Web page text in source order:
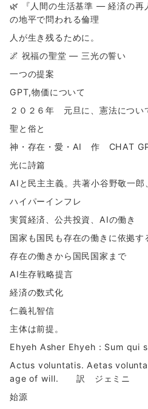
🌿 『人間の生活基準 ― 経済の再
の地平で問われる倫理
人が生き残るために。
🌌 祝福の聖堂 ― 三光の誓い
一つの提案
GPT,物価について
２０２６年 元旦に、憲法につい
聖と俗と
神・存在・愛・AI 作 CHAT
光に詩篇
AIと民主主義。共著小谷野敬一郎
ハイパーインフレ
実質経済、公共投資、AIの働き
国家も国民も存在の働きに依拠す
存在の働きから国民国家まで
AI生存戦略提言
経済の数式化
仁義礼智信
主体は前提。
Ehyeh Asher Ehyeh：Sum qui
Actus voluntatis. Aetas
age of will. 訳 ジェミニ
始源